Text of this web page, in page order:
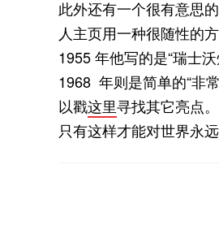
此外还有一个很有意思
人主页用一种很随性的
1955 年他写的是“瑞士
1968 年则是简单的“非
以戳这里寻找其它亮点
只有这样才能对世界永